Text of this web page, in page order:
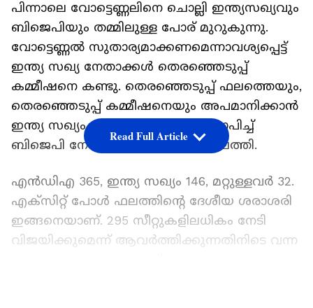
പിന്നാലെ വോട്ടെണ്ണലിനെ ചൊല്ലി ഇന്ത്യസഖ്യവും
ബിജെപിയും തമ്മിലുള്ള പോര് മുറുകുന്നു.
വോട്ടെണ്ണല്‍ സുതാര്യമാക്കണമെന്നാവശ്യപ്പെട്ട്
ഇന്ത്യ സഖ്യ നേതാക്കള്‍ തെരഞ്ഞെടുപ്പ്
കമ്മീഷനെ കണ്ടു. തെരഞ്ഞെടുപ്പ് ഫലത്തെയും,
തെരഞ്ഞെടുപ്പ് കമ്മീഷനെയും അപമാനിക്കാന്‍
ഇന്ത്യ സഖ്യം ശ്രമിക്കുന്നുവെന്നാരോപിച്ച്
ബിജെപി നേതാക്കളും കമ്മീഷനിലെത്തി.
എന്‍ഡിഎ 365, ഇന്ത്യ സഖ്യം 146, മറ്റുള്ളവര്‍ 32.
എക്സിറ്റ് പോള്‍ ഫലത്തിന്‍റെ ദേശീയ ശരാശരി
ഇങ്ങനെയാണ്. 295 സീറ്റുകളിലധികം നേടി
വിജയിക്കുമെന്ന് ആവര്‍ത്തിക്കുന്നതിനിടെ വന്ന
Read Full Article